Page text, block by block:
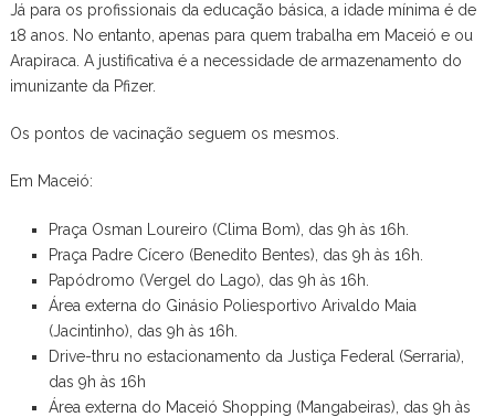
Já para os profissionais da educação básica, a idade mínima é de
18 anos. No entanto, apenas para quem trabalha em Maceió e ou
Arapiraca. A justificativa é a necessidade de armazenamento do
imunizante da Pfizer.
Os pontos de vacinação seguem os mesmos.
Em Maceió:
Praça Osman Loureiro (Clima Bom), das 9h às 16h.
Praça Padre Cícero (Benedito Bentes), das 9h às 16h.
Papódromo (Vergel do Lago), das 9h às 16h.
Área externa do Ginásio Poliesportivo Arivaldo Maia
(Jacintinho), das 9h às 16h.
Drive-thru no estacionamento da Justiça Federal (Serraria),
das 9h às 16h
Área externa do Maceió Shopping (Mangabeiras), das 9h às